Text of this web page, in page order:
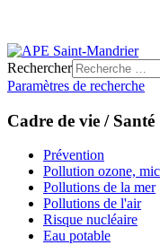
Rechercher
Paramètres de recherche
Cadre de vie / Santé
Prévention
Pollution ozone,
Pollutions de la mer
Pollutions de l'air
Risque nucléaire
Eau potable